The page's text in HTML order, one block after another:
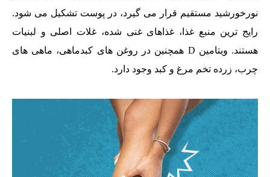
نورخورشید مستقیم قرار می گیرد، در پوست تشکیل می شود.
رایج ترین منبع غذا، غذاهای غنی شده، غلات اصلی و لبنیات
هستند. ویتامین D همچنین در روغن های کبدماهی، ماهی های
چرب، زرده تخم مرغ و کبد وجود دارد.